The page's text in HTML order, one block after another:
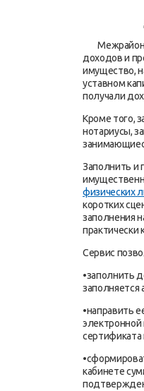
доходов и
имущество,
уставном
получали
Кроме того,
нотариусы,
Заполнить и
физических
коротких
заполнения
практически
Сервис
•заполнить
заполняется
•направить
сертификата
кабинете